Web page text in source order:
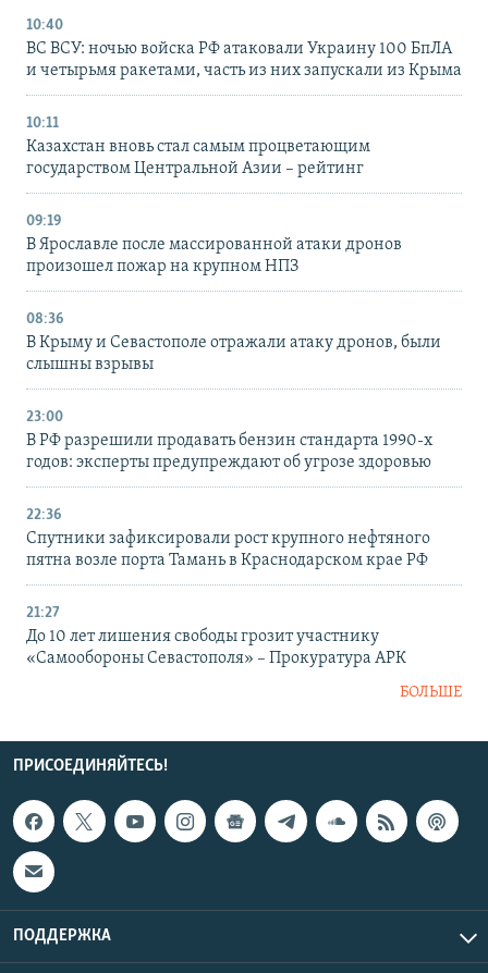
10:40
ВС ВСУ: ночью войска РФ атаковали Украину 100 БпЛА
и четырьмя ракетами, часть из них запускали из Крыма
10:11
Казахстан вновь стал самым процветающим
государством Центральной Азии – рейтинг
09:19
В Ярославле после массированной атаки дронов
произошел пожар на крупном НПЗ
08:36
В Крыму и Севастополе отражали атаку дронов, были
слышны взрывы
23:00
В РФ разрешили продавать бензин стандарта 1990-х
годов: эксперты предупреждают об угрозе здоровью
22:36
Спутники зафиксировали рост крупного нефтяного
пятна возле порта Тамань в Краснодарском крае РФ
21:27
До 10 лет лишения свободы грозит участнику
«Самообороны Севастополя» – Прокуратура АРК
БОЛЬШЕ
ПРИСОЕДИНЯЙТЕСЬ!
ПОДДЕРЖКА